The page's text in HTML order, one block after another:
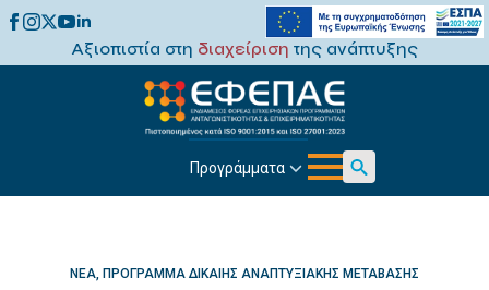
Αξιοπιστία στη διαχείριση της ανάπτυξης
Προγράμματα
Search
ΝΈΑ ΠΡΌΓΡΑΜΜΑ ΔΊΚΑΙΗΣ ΑΝΑΠΤΥΞΙΑΚΉΣ ΜΕΤΆΒΑΣΗΣ